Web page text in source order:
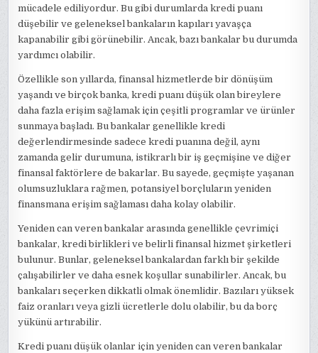
mücadele ediliyordur. Bu gibi durumlarda kredi puanı
düşebilir ve geleneksel bankaların kapıları yavaşça
kapanabilir gibi görünebilir. Ancak, bazı bankalar bu durumda
yardımcı olabilir.
Özellikle son yıllarda, finansal hizmetlerde bir dönüşüm
yaşandı ve birçok banka, kredi puanı düşük olan bireylere
daha fazla erişim sağlamak için çeşitli programlar ve ürünler
sunmaya başladı. Bu bankalar genellikle kredi
değerlendirmesinde sadece kredi puanına değil, aynı
zamanda gelir durumuna, istikrarlı bir iş geçmişine ve diğer
finansal faktörlere de bakarlar. Bu sayede, geçmişte yaşanan
olumsuzluklara rağmen, potansiyel borçluların yeniden
finansmana erişim sağlaması daha kolay olabilir.
Yeniden can veren bankalar arasında genellikle çevrimiçi
bankalar, kredi birlikleri ve belirli finansal hizmet şirketleri
bulunur. Bunlar, geleneksel bankalardan farklı bir şekilde
çalışabilirler ve daha esnek koşullar sunabilirler. Ancak, bu
bankaları seçerken dikkatli olmak önemlidir. Bazıları yüksek
faiz oranları veya gizli ücretlerle dolu olabilir, bu da borç
yükünü artırabilir.
Kredi puanı düşük olanlar için yeniden can veren bankalar